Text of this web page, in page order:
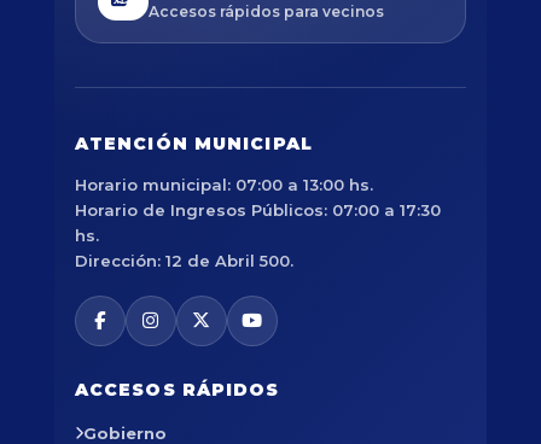
Accesos rápidos para vecinos
ATENCIÓN MUNICIPAL
Horario municipal: 07:00 a 13:00 hs.
Horario de Ingresos Públicos: 07:00 a 17:30
hs.
Dirección: 12 de Abril 500.
ACCESOS RÁPIDOS
Gobierno